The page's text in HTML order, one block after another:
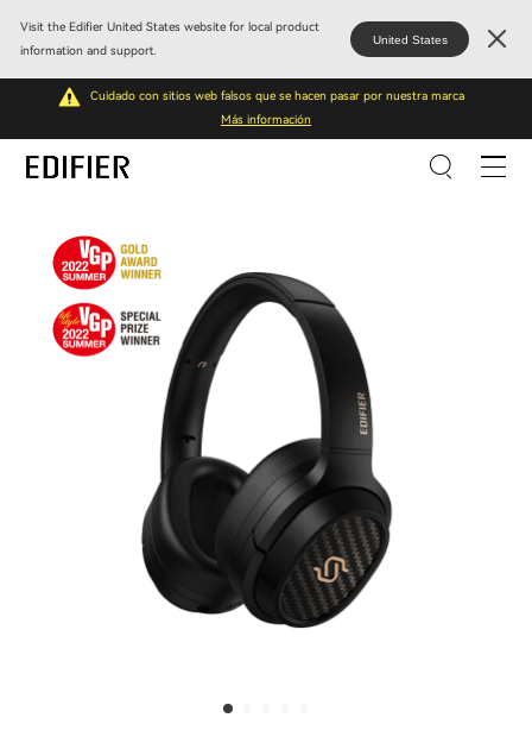
Visit the Edifier United States website for local product
information and support.
United States
Cuidado con sitios web falsos que se hacen pasar por nuestra marca
Más información